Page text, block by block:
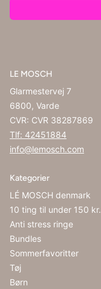
LE MOSCH
Glarmestervej 7
6800, Varde
CVR: CVR 38287869
Tlf: 42451884
info@lemosch.com
Kategorier
LÉ MOSCH denmark
10 ting til under 150 kr.
Anti stress ringe
Bundles
Sommerfavoritter
Tøj
Børn